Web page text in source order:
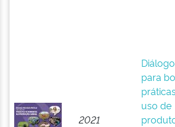
2021
para
uso de